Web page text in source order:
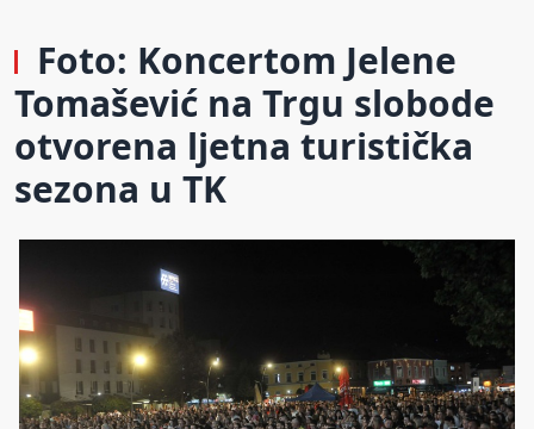
Foto: Koncertom Jelene
Tomašević na Trgu slobode
otvorena ljetna turistička
sezona u TK